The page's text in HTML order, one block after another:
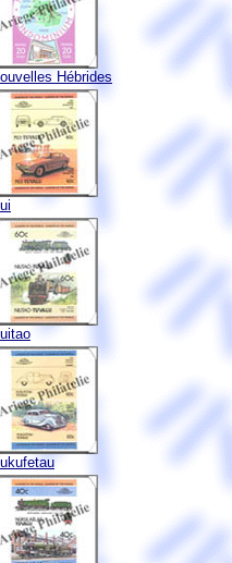
Hébrides